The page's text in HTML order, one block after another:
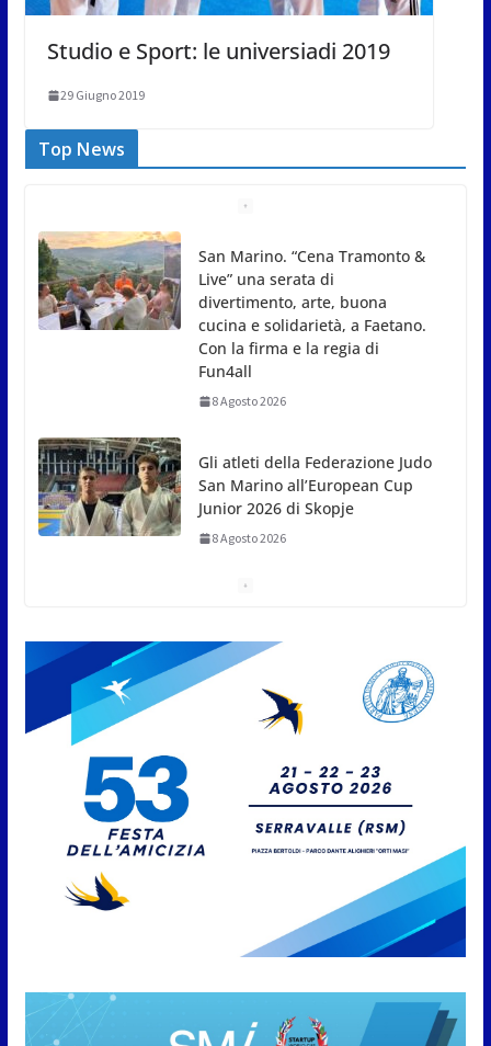
Studio e Sport: le universiadi 2019
29 Giugno 2019
Top News
Gli atleti della Federazione Judo
San Marino all’European Cup
Junior 2026 di Skopje
8 Agosto 2026
L’arte perde uno dei suoi maestri: si è spento a 91
8 Agosto 2026
A Oltremare 2.0 a Riccione in migliaia per
incontrare i DinsiemE
Femminile: quattro Primavera
aggregate alla Prima Squadra
8 Agosto 2026
Live” una serata di
divertimento, arte, buona
cucina e solidarietà, a Faetano.
Con la firma e la regia di